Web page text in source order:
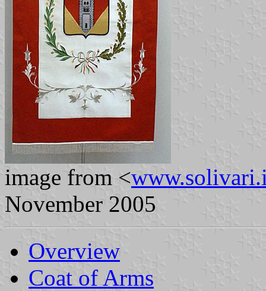
image from <
November 2005
Overview
Coat of Arms